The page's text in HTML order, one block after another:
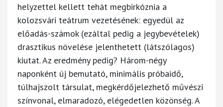
helyzettel kellett tehát megbirkóznia a
kolozsvári teátrum vezetésének: egyedül az
előadás-számok (ezáltal pedig a jegybevételek)
drasztikus növelése jelenthetett (látszólagos)
kiutat. Az eredmény pedig? Három-négy
naponként új bemutató, minimális próbaidő,
túlhajszolt társulat, megkérdőjelezhető művészi
színvonal, elmaradozó, elégedetlen közönség. A